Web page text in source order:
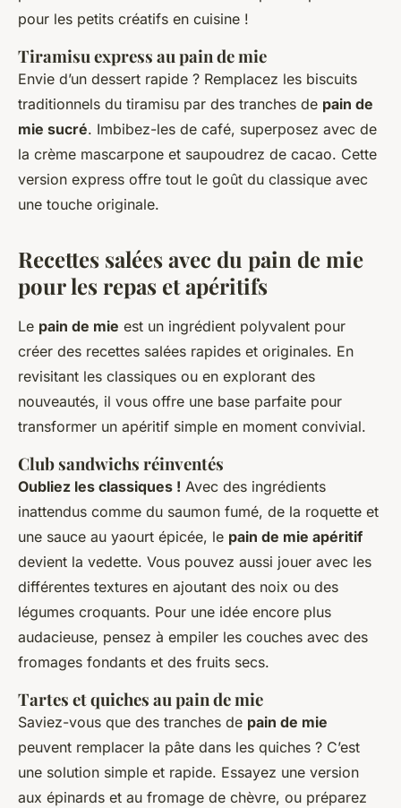
pour les petits créatifs en cuisine !
Tiramisu express au pain de mie
Envie d’un dessert rapide ? Remplacez les biscuits
traditionnels du tiramisu par des tranches de pain de
mie sucré. Imbibez-les de café, superposez avec de
la crème mascarpone et saupoudrez de cacao. Cette
version express offre tout le goût du classique avec
une touche originale.
Recettes salées avec du pain de mie
pour les repas et apéritifs
Le pain de mie est un ingrédient polyvalent pour
créer des recettes salées rapides et originales. En
revisitant les classiques ou en explorant des
nouveautés, il vous offre une base parfaite pour
transformer un apéritif simple en moment convivial.
Club sandwichs réinventés
Oubliez les classiques ! Avec des ingrédients
inattendus comme du saumon fumé, de la roquette et
une sauce au yaourt épicée, le pain de mie apéritif
devient la vedette. Vous pouvez aussi jouer avec les
différentes textures en ajoutant des noix ou des
légumes croquants. Pour une idée encore plus
audacieuse, pensez à empiler les couches avec des
fromages fondants et des fruits secs.
Tartes et quiches au pain de mie
Saviez-vous que des tranches de pain de mie
peuvent remplacer la pâte dans les quiches ? C’est
une solution simple et rapide. Essayez une version
aux épinards et au fromage de chèvre, ou préparez